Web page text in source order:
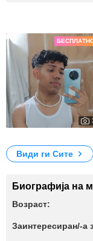
Види ги Сите
Биографија на
Возраст:
Заинтересиран/-а